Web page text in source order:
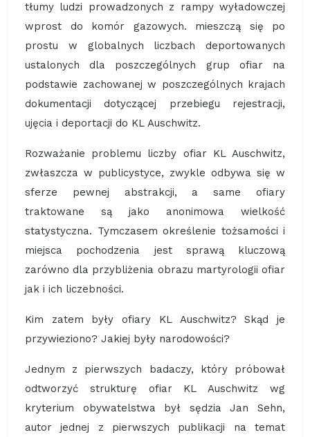
tłumy ludzi prowadzonych z rampy wyładowczej
wprost do komór gazowych. mieszczą się po
prostu w globalnych liczbach deportowanych
ustalonych dla poszczególnych grup ofiar na
podstawie zachowanej w poszczególnych krajach
dokumentacji dotyczącej przebiegu rejestracji,
ujęcia i deportacji do KL Auschwitz.
Rozważanie problemu liczby ofiar KL Auschwitz,
zwłaszcza w publicystyce, zwykle odbywa się w
sferze pewnej abstrakcji, a same ofiary
traktowane są jako anonimowa wielkość
statystyczna. Tymczasem określenie tożsamości i
miejsca pochodzenia jest sprawą kluczową
zarówno dla przybliżenia obrazu martyrologii ofiar
jak i ich liczebności.
Kim zatem były ofiary KL Auschwitz? Skąd je
przywieziono? Jakiej były narodowości?
Jednym z pierwszych badaczy, który próbował
odtworzyć strukturę ofiar KL Auschwitz wg
kryterium obywatelstwa był sędzia Jan Sehn,
autor jednej z pierwszych publikacji na temat